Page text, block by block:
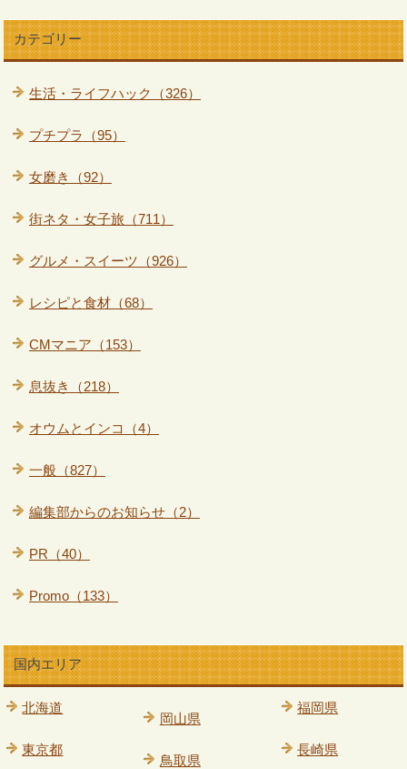
カテゴリー
生活・ライフハック（326）
プチプラ（95）
女磨き（92）
街ネタ・女子旅（711）
グルメ・スイーツ（926）
レシピと食材（68）
CMマニア（153）
息抜き（218）
オウムとインコ（4）
一般（827）
編集部からのお知らせ（2）
PR（40）
Promo（133）
国内エリア
北海道
東京都
岡山県
鳥取県
福岡県
長崎県